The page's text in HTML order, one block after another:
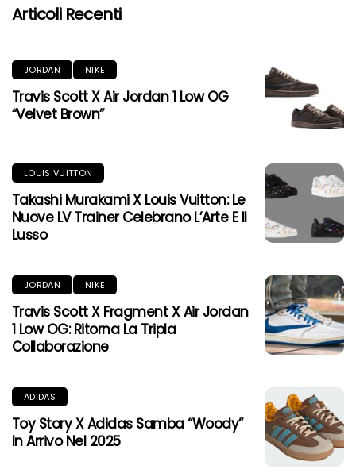
Articoli Recenti
JORDAN NIKE
Travis Scott X Air Jordan 1 Low OG
“Velvet Brown”
LOUIS VUITTON
Takashi Murakami X Louis Vuitton: Le
Nuove LV Trainer Celebrano L’Arte E Il
Lusso
JORDAN NIKE
Travis Scott X Fragment X Air Jordan
1 Low OG: Ritorna La Tripla
Collaborazione
ADIDAS
Toy Story X Adidas Samba “Woody”
In Arrivo Nel 2025